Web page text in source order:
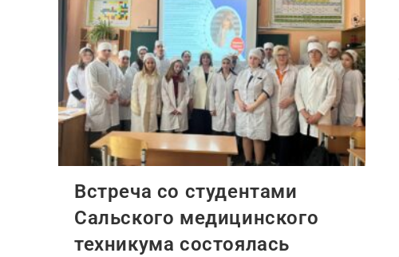
Встреча со студентами
Сальского медицинского
техникума состоялась